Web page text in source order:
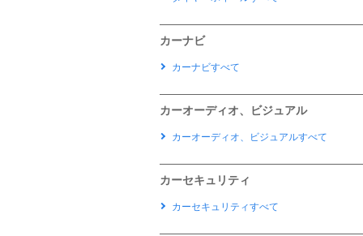
カーナビ
カーナビすべて
カーオーディオ、ビジュアル
カーオーディオ、ビジュアルすべて
カーセキュリティ
カーセキュリティすべて